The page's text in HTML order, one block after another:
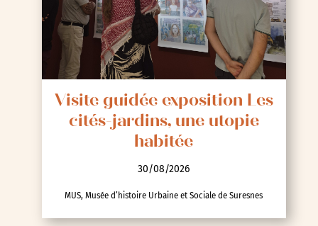
Visite guidée exposition Les
cités-jardins, une utopie
habitée
30/08/2026
MUS, Musée d’histoire Urbaine et Sociale de Suresnes